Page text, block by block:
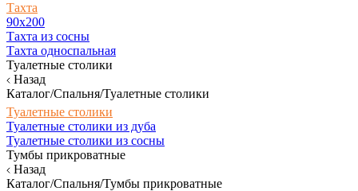
Тахта
90х200
Тахта из сосны
Тахта односпальная
Туалетные столики
Назад
Каталог/Спальня/Туалетные столики
Туалетные столики
Туалетные столики из дуба
Туалетные столики из сосны
Тумбы прикроватные
Назад
Каталог/Спальня/Тумбы прикроватные